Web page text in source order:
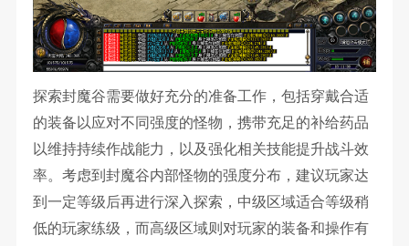
探索封魔谷需要做好充分的准备工作，包括穿戴合适
的装备以应对不同强度的怪物，携带充足的补给药品
以维持持续作战能力，以及强化相关技能提升战斗效
率。考虑到封魔谷内部怪物的强度分布，建议玩家达
到一定等级后再进行深入探索，中级区域适合等级稍
低的玩家练级，而高级区域则对玩家的装备和操作有